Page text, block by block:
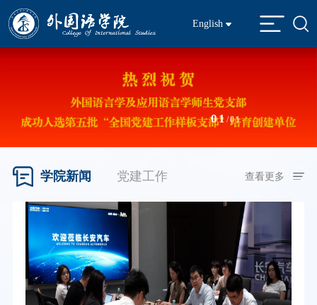
English
01/01
学院新闻 党建工作 查看更多